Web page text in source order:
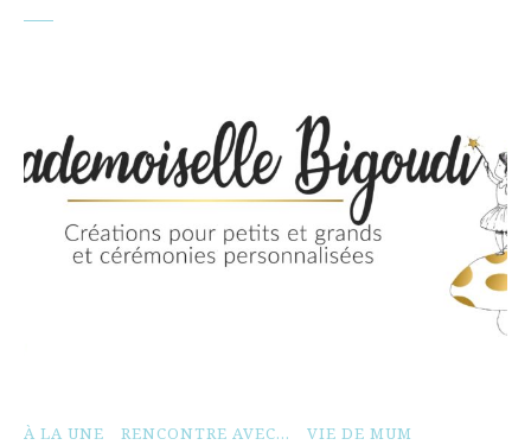
À LA UNE RENCONTRE AVEC... VIE DE MUM